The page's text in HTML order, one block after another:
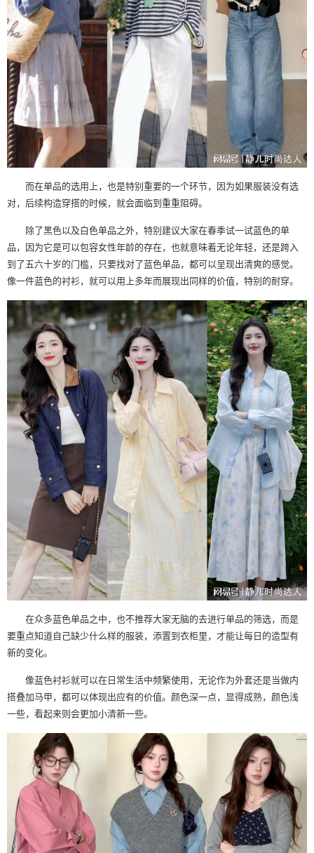
而在单品的选用上，也是特别重要的一个环节，因为如果服装没有选
对，后续构造穿搭的时候，就会面临到重重阻碍。
除了黑色以及白色单品之外，特别建议大家在春季试一试蓝色的单
品，因为它是可以包容女性年龄的存在，也就意味着无论年轻，还是跨入
到了五六十岁的门槛，只要找对了蓝色单品，都可以呈现出清爽的感觉。
像一件蓝色的衬衫，就可以用上多年而展现出同样的价值，特别的耐穿。
在众多蓝色单品之中，也不推荐大家无脑的去进行单品的筛选，而是
要重点知道自己缺少什么样的服装，添置到衣柜里，才能让每日的造型有
新的变化。
像蓝色衬衫就可以在日常生活中频繁使用，无论作为外套还是当做内
搭叠加马甲，都可以体现出应有的价值。颜色深一点，显得成熟，颜色浅
一些，看起来则会更加小清新一些。